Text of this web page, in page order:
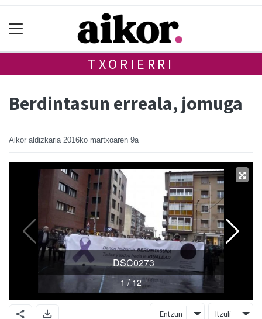
TXORIERRI
Berdintasun erreala, jomuga
Aikor aldizkaria 2016ko martxoaren 9a
Entzun Itzuli